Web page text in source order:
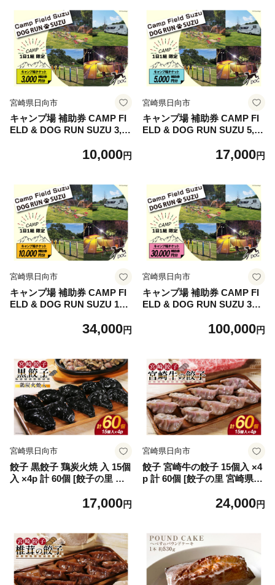
焼 贈答 うなぎ たれ 山椒 う
なぎ蒲焼 国産 鰻 国産うなぎ
unagi 鰻 ウナギ うなぎ蒲焼
うなぎ 国産 ウナギ 蒲焼 うな
ぎ ウナギ unagi 国産 蒲焼き
◇◆
アウトドア
宮崎県日向市
キャンプ場 補助券 CAMP FI
ELD & DOG RUN SUZU 3,00
2061071-b] 施設利用券 利用
アウトドア
10,000円
宮崎県日向市
キャンプ場 補助券 CAMP FI
ELD & DOG RUN SUZU 5,00
2061071-c] 施設利用券 利用
アウトドア
17,000円
宮崎県日向市
キャンプ場 補助券 CAMP FI
ELD & DOG RUN SUZU 10,0
52061071-d] 施設利用券 利用
アウトドア
34,000円
宮崎県日向市
キャンプ場 補助券 CAMP FI
ELD & DOG RUN SUZU 30,0
52061071-e] 施設利用券 利用
アウトドア
100,000円
宮崎県日向市
餃子 黒餃子 鶏炭火焼 入 15個
入 ×4p 計 60個 [餃子の里 宮
ぎょうざ 冷凍 鶏 炭火焼き
17,000円
宮崎県日向市
餃子 宮崎牛の餃子 15個入 ×4
p 計 60個 [餃子の里 宮崎県
24,000円